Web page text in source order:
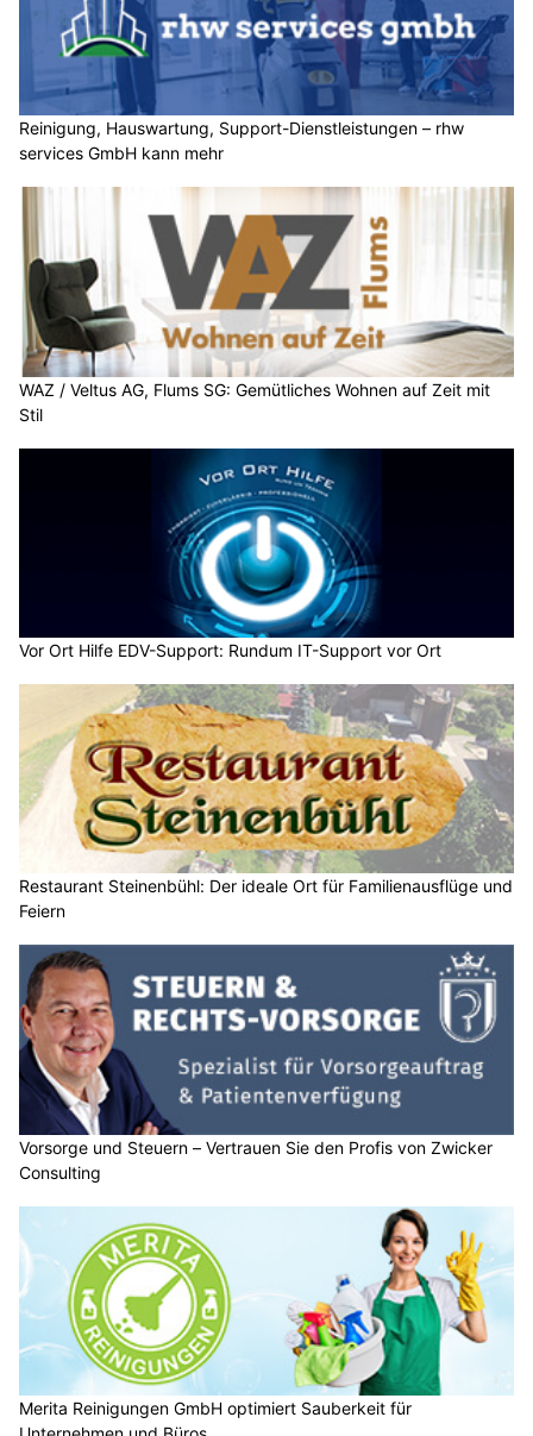
Reinigung, Hauswartung, Support-Dienstleistungen – rhw
services GmbH kann mehr
WAZ / Veltus AG, Flums SG: Gemütliches Wohnen auf Zeit mit
Stil
Vor Ort Hilfe EDV-Support: Rundum IT-Support vor Ort
Restaurant Steinenbühl: Der ideale Ort für Familienausflüge und
Feiern
Vorsorge und Steuern – Vertrauen Sie den Profis von Zwicker
Consulting
Merita Reinigungen GmbH optimiert Sauberkeit für